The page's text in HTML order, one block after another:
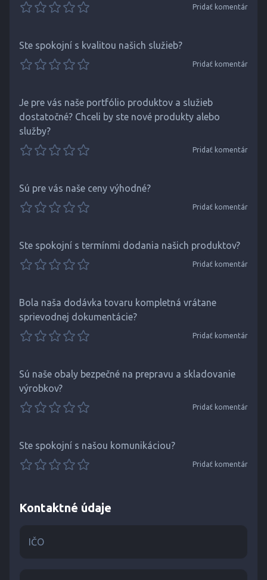
Pridať komentár
Ste spokojní s kvalitou našich služieb?
Pridať komentár
Je pre vás naše portfólio produktov a služieb
dostatočné? Chceli by ste nové produkty alebo
služby?
Pridať komentár
Sú pre vás naše ceny výhodné?
Pridať komentár
Ste spokojní s termínmi dodania našich produktov?
Pridať komentár
Bola naša dodávka tovaru kompletná vrátane
sprievodnej dokumentácie?
Pridať komentár
Sú naše obaly bezpečné na prepravu a skladovanie
výrobkov?
Pridať komentár
Ste spokojní s našou komunikáciou?
Pridať komentár
Kontaktné údaje
IČO